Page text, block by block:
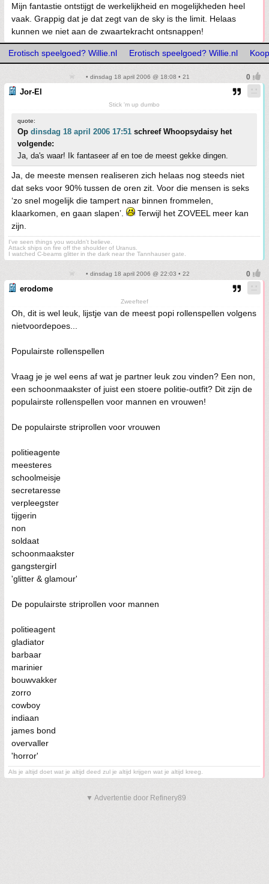
Mijn fantastie ontstijgt de werkelijkheid en mogelijkheden heel
vaak. Grappig dat je dat zegt van de sky is the limit. Helaas
kunnen we niet aan de zwaartekracht ontsnappen!
Erotisch speelgoed? Willie.nl Erotisch speelgoed? Willie.nl
• dinsdag 18 april 2006 @ 18:08 • 21
Jor-El
Stick 'm up dumbo
quote:
Op dinsdag 18 april 2006 17:51 schreef Whoopsydaisy het
volgende:
Ja, da's waar! Ik fantaseer af en toe de meest gekke dingen.
Ja, de meeste mensen realiseren zich helaas nog steeds niet
dat seks voor 90% tussen de oren zit. Voor die mensen is seks
‘zo snel mogelijk die tampert naar binnen frommelen,
klaarkomen, en gaan slapen’.
Terwijl het ZOVEEL meer kan
zijn.
I've seen things you wouldn't believe.
Attack ships on fire off the shoulder of Uranus.
I watched C-beams glitter in the dark near the Tannhauser gate.
• dinsdag 18 april 2006 @ 22:03 • 22
erodome
Zweefteef
Oh, dit is wel leuk, lijstje van de meest popi rollenspellen volgens
nietvoordepoes...
Populairste rollenspellen
Vraag je je wel eens af wat je partner leuk zou vinden? Een non,
een schoonmaakster of juist een stoere politie-outfit? Dit zijn de
populairste rollenspellen voor mannen en vrouwen!
De populairste striprollen voor vrouwen
politieagente
meesteres
schoolmeisje
secretaresse
verpleegster
tijgerin
non
soldaat
schoonmaakster
gangstergirl
'glitter & glamour'
De populairste striprollen voor mannen
politieagent
gladiator
barbaar
marinier
bouwvakker
zorro
cowboy
indiaan
james bond
overvaller
'horror'
Als je altijd doet wat je altijd deed zul je altijd krijgen wat je altijd kreeg.
▼ Advertentie door Refinery89